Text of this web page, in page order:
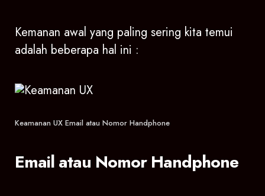
Kemanan awal yang paling sering kita temui
adalah beberapa hal ini :
Keamanan UX Email atau Nomor Handphone
Email atau Nomor Handphone